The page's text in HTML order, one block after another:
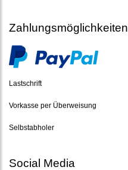
Zahlungsmöglichkeiten
Lastschrift
Vorkasse per Überweisung
Selbstabholer
Social Media